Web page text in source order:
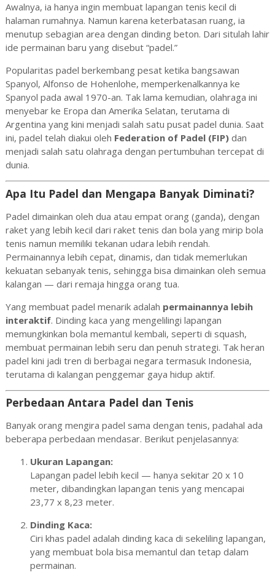
Awalnya, ia hanya ingin membuat lapangan tenis kecil di
halaman rumahnya. Namun karena keterbatasan ruang, ia
menutup sebagian area dengan dinding beton. Dari situlah lahir
ide permainan baru yang disebut “padel.”
Popularitas padel berkembang pesat ketika bangsawan
Spanyol, Alfonso de Hohenlohe, memperkenalkannya ke
Spanyol pada awal 1970-an. Tak lama kemudian, olahraga ini
menyebar ke Eropa dan Amerika Selatan, terutama di
Argentina yang kini menjadi salah satu pusat padel dunia. Saat
ini, padel telah diakui oleh Federation of Padel (FIP)dan
menjadi salah satu olahraga dengan pertumbuhan tercepat di
dunia.
Apa Itu Padel dan Mengapa Banyak Diminati?
Padel dimainkan oleh dua atau empat orang (ganda), dengan
raket yang lebih kecil dari raket tenis dan bola yang mirip bola
tenis namun memiliki tekanan udara lebih rendah.
Permainannya lebih cepat, dinamis, dan tidak memerlukan
kekuatan sebanyak tenis, sehingga bisa dimainkan oleh semua
kalangan — dari remaja hingga orang tua.
Yang membuat padel menarik adalah permainannya lebih
interaktif. Dinding kaca yang mengelilingi lapangan
memungkinkan bola memantul kembali, seperti di squash,
membuat permainan lebih seru dan penuh strategi. Tak heran
padel kini jadi tren di berbagai negara termasuk Indonesia,
terutama di kalangan penggemar gaya hidup aktif.
Perbedaan Antara Padel dan Tenis
Banyak orang mengira padel sama dengan tenis, padahal ada
beberapa perbedaan mendasar. Berikut penjelasannya:
Ukuran Lapangan:
Lapangan padel lebih kecil — hanya sekitar 20 x 10
meter, dibandingkan lapangan tenis yang mencapai
23,77 x 8,23 meter.
Dinding Kaca:
Ciri khas padel adalah dinding kaca di sekeliling lapangan,
yang membuat bola bisa memantul dan tetap dalam
permainan.